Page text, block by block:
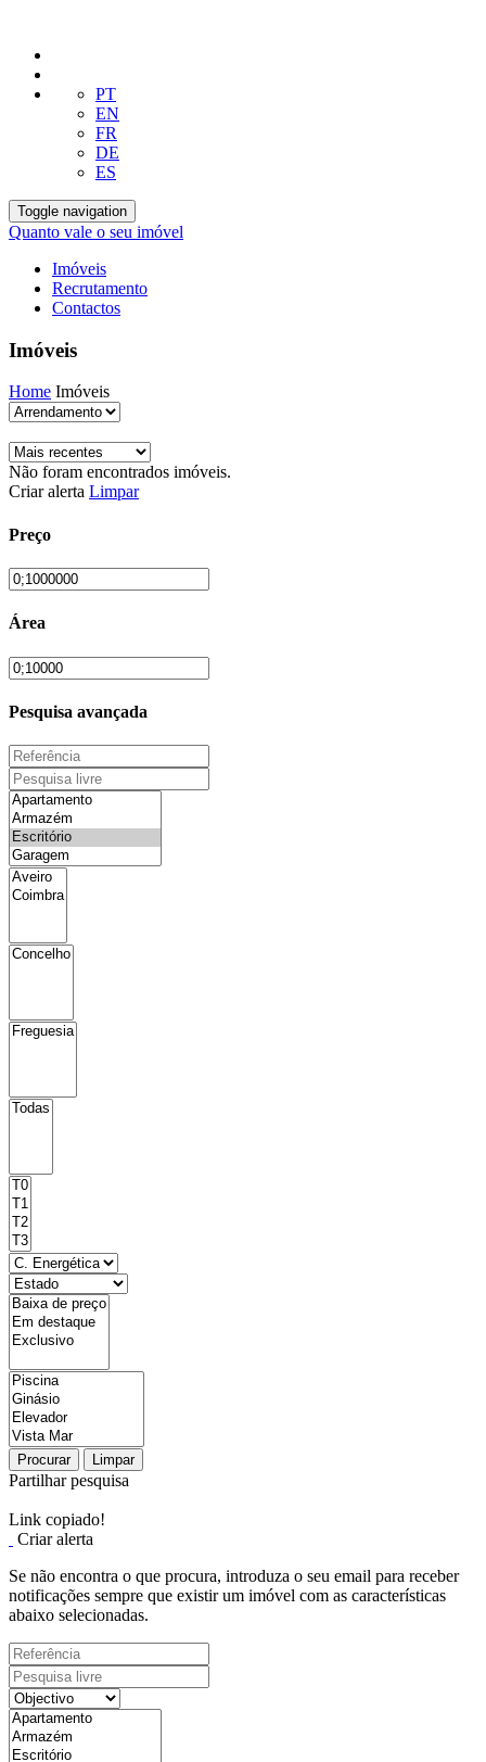
PT
EN
FR
DE
ES
Toggle navigation
Quanto vale o seu imóvel
Imóveis
Recrutamento
Contactos
Imóveis
Home Imóveis
Não foram encontrados imóveis.
Criar alerta Limpar
Preço
Área
Pesquisa avançada
Procurar Limpar
Partilhar pesquisa
Link copiado!
Criar alerta
Se não encontra o que procura, introduza o seu email para receber
notificações sempre que existir um imóvel com as características
abaixo selecionadas.